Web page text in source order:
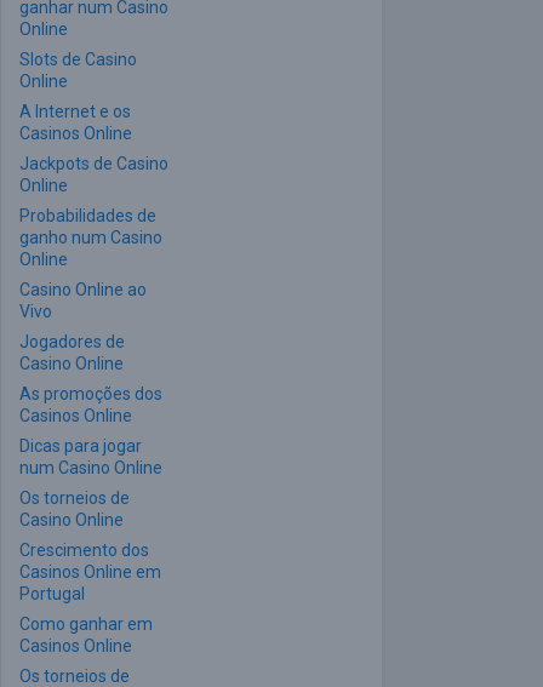
ganhar num Casino
Online
Slots de Casino
Online
A Internet e os
Casinos Online
Jackpots de Casino
Online
Probabilidades de
ganho num Casino
Online
Casino Online ao
Vivo
Jogadores de
Casino Online
As promoções dos
Casinos Online
Dicas para jogar
num Casino Online
Os torneios de
Casino Online
Crescimento dos
Casinos Online em
Portugal
Como ganhar em
Casinos Online
Os torneios de